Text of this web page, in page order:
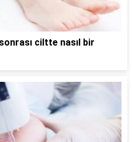
ciltte nasıl bir